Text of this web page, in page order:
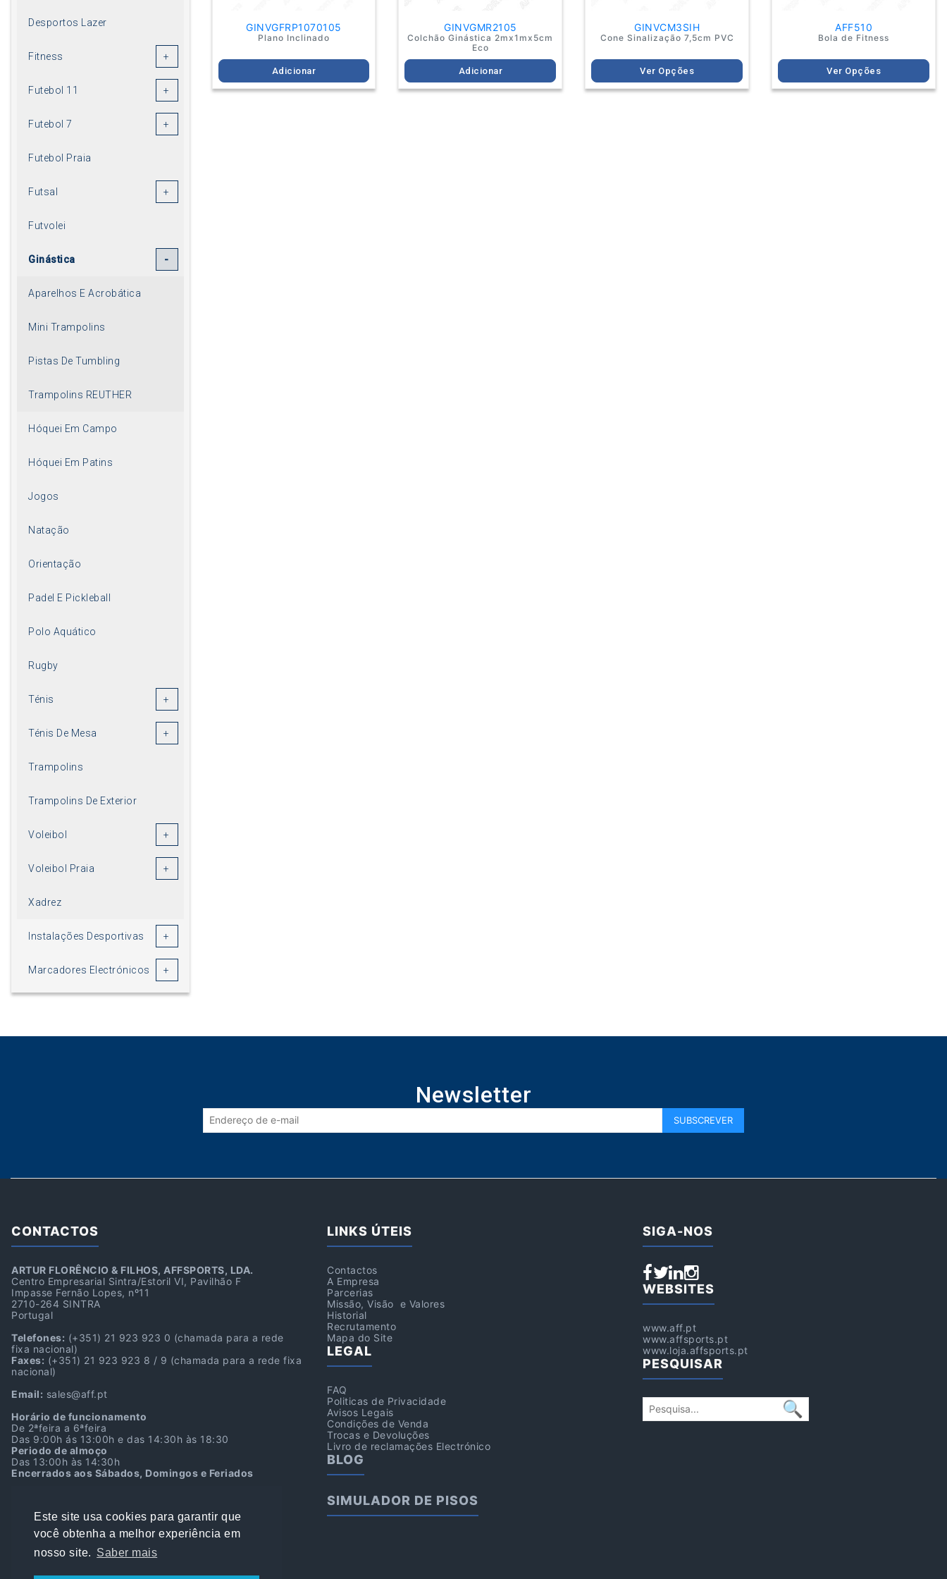
Este site usa cookies para garantir que
você obtenha a melhor experiência em
nosso site. Saber mais
GINVGFRP1070105
Plano Inclinado
Adicionar
GINVGMR2105
Colchão Ginástica 2mx1mx5cm
Eco
Adicionar
GINVCM3SIH
Cone Sinalização 7,5cm PVC
Ver Opções
page
AFF510
Bola de Fitness
Ver Opções
page
Desportos Lazer
Fitness
Futebol 11
Futebol 7
Futebol Praia
Futsal
Futvolei
Ginástica
Aparelhos E Acrobática
Mini Trampolins
Pistas De Tumbling
Trampolins REUTHER
Hóquei Em Campo
Hóquei Em Patins
Jogos
Natação
Orientação
Padel E Pickleball
Polo Aquático
Rugby
Ténis
Ténis De Mesa
Trampolins
Trampolins De Exterior
Voleibol
Voleibol Praia
Xadrez
Instalações Desportivas
Marcadores Electrónicos
Newsletter
CONTACTOS
ARTUR FLORÊNCIO & FILHOS, AFFSPORTS, LDA.
Centro Empresarial Sintra/Estoril VI, Pavilhão F
Impasse Fernão Lopes, nº11
2710-264 SINTRA
Portugal
Telefones: (+351) 21 923 923 0 (chamada para a rede
fixa nacional)
Faxes: (+351) 21 923 923 8 / 9 (chamada para a rede fixa
nacional)
Email: sales@aff.pt
Horário de funcionamento
De 2ªfeira a 6ªfeira
Das 9:00h ás 13:00h e das 14:30h às 18:30
Periodo de almoço
Das 13:00h às 14:30h
Encerrados aos Sábados, Domingos e Feriados
38.761036, -9.377750
NIPC: 501216901
Capital Social:500.000,00€
Data da Fundação:06-10-1981
LINKS ÚTEIS
Contactos
A Empresa
Parcerias
Missão, Visão e Valores
Historial
Recrutamento
Mapa do Site
LEGAL
FAQ
Politicas de Privacidade
Avisos Legais
Condições de Venda
Trocas e Devoluções
Livro de reclamações Electrónico
BLOG
SIMULADOR DE PISOS
SIGA-NOS
WEBSITES
www.aff.pt
www.affsports.pt
www.loja.affsports.pt
PESQUISAR